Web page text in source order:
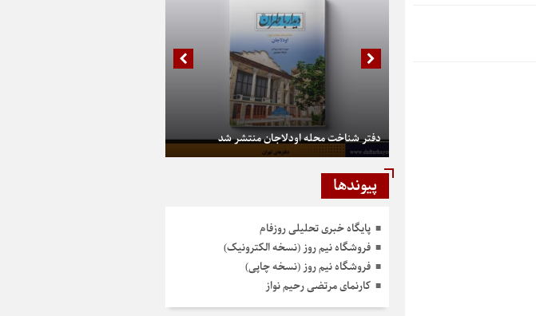
دفتر شناخت محله اودلاجان منتشر شد
پیوندها
پایگاه خبری تحلیلی روزفام
فروشگاه نیم روز (نسخه الکترونیک)
فروشگاه نیم روز (نسخه چاپی)
کارنمای مرتضی رحیم نواز